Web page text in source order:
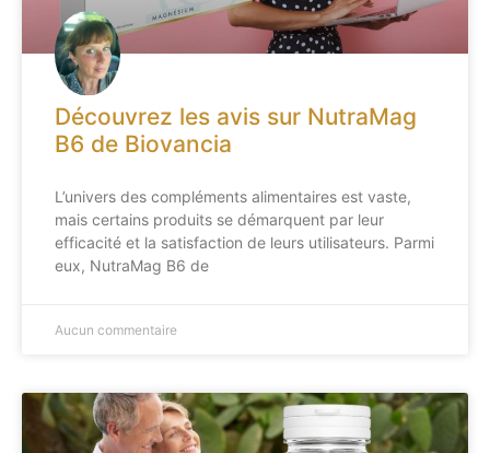
Découvrez les avis sur NutraMag
B6 de Biovancia
L’univers des compléments alimentaires est vaste,
mais certains produits se démarquent par leur
efficacité et la satisfaction de leurs utilisateurs. Parmi
eux, NutraMag B6 de
Aucun commentaire